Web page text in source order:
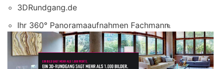
3DRundgang.de
Ihr 360° Panoramaaufnahmen Fachmann.